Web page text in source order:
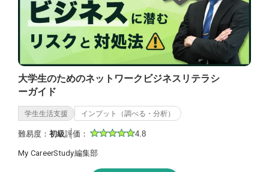
大学生のためのネットワークビジネスリテラシ
ーガイド
学生生活支援 インプット（調べる・分析）
難易度： 初級評価： 4.8
My CareerStudy編集部